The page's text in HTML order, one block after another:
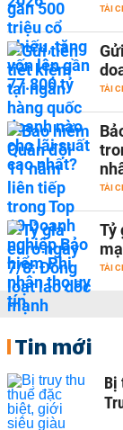
TÀI
TÀI
TÀI
Tỷ
TÀI
Tin mới
Bị